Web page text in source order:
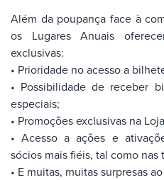
Além da poupança face à
os Lugares Anuais
exclusivas:
•⁠ ⁠Prioridade no acesso a
•⁠ ⁠Possibilidade de receber
especiais;
•⁠ ⁠Promoções exclusivas na
•⁠ ⁠Acesso a ações e
sócios mais fiéis, tal como nas
•⁠ ⁠E muitas, muitas surpresas